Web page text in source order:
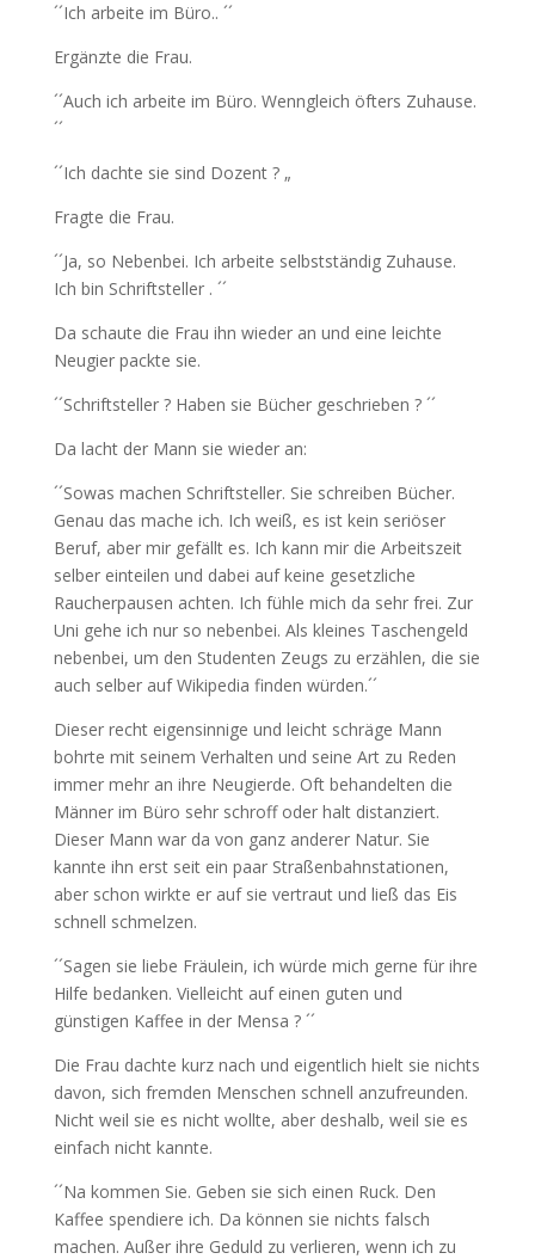
´´Ich arbeite im Büro.. ´´
Ergänzte die Frau.
´´Auch ich arbeite im Büro. Wenngleich öfters Zuhause.
´´
´´Ich dachte sie sind Dozent ? „
Fragte die Frau.
´´Ja, so Nebenbei. Ich arbeite selbstständig Zuhause.
Ich bin Schriftsteller . ´´
Da schaute die Frau ihn wieder an und eine leichte
Neugier packte sie.
´´Schriftsteller ? Haben sie Bücher geschrieben ? ´´
Da lacht der Mann sie wieder an:
´´Sowas machen Schriftsteller. Sie schreiben Bücher.
Genau das mache ich. Ich weiß, es ist kein seriöser
Beruf, aber mir gefällt es. Ich kann mir die Arbeitszeit
selber einteilen und dabei auf keine gesetzliche
Raucherpausen achten. Ich fühle mich da sehr frei. Zur
Uni gehe ich nur so nebenbei. Als kleines Taschengeld
nebenbei, um den Studenten Zeugs zu erzählen, die sie
auch selber auf Wikipedia finden würden.´´
Dieser recht eigensinnige und leicht schräge Mann
bohrte mit seinem Verhalten und seine Art zu Reden
immer mehr an ihre Neugierde. Oft behandelten die
Männer im Büro sehr schroff oder halt distanziert.
Dieser Mann war da von ganz anderer Natur. Sie
kannte ihn erst seit ein paar Straßenbahnstationen,
aber schon wirkte er auf sie vertraut und ließ das Eis
schnell schmelzen.
´´Sagen sie liebe Fräulein, ich würde mich gerne für ihre
Hilfe bedanken. Vielleicht auf einen guten und
günstigen Kaffee in der Mensa ? ´´
Die Frau dachte kurz nach und eigentlich hielt sie nichts
davon, sich fremden Menschen schnell anzufreunden.
Nicht weil sie es nicht wollte, aber deshalb, weil sie es
einfach nicht kannte.
´´Na kommen Sie. Geben sie sich einen Ruck. Den
Kaffee spendiere ich. Da können sie nichts falsch
machen. Außer ihre Geduld zu verlieren, wenn ich zu